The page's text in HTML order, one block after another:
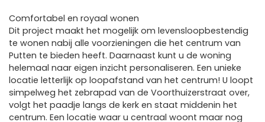
Comfortabel en royaal wonen
Dit project maakt het mogelijk om levensloopbestendig
te wonen nabij alle voorzieningen die het centrum van
Putten te bieden heeft. Daarnaast kunt u de woning
helemaal naar eigen inzicht personaliseren. Een unieke
locatie letterlijk op loopafstand van het centrum! U loopt
simpelweg het zebrapad van de Voorthuizerstraat over,
volgt het paadje langs de kerk en staat middenin het
centrum. Een locatie waar u centraal woont maar nog